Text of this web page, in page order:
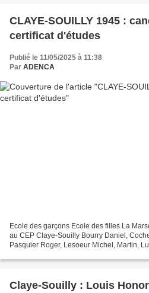
CLAYE-SOUILLY 1945 :
certificat d'études
Publié le 11/05/2025 à 11:38
Par ADENCA
Ecole des garçons Ecole des filles La
au CEP Claye-Souilly Bourry Daniel,
Pasquier Roger, Lesoeur Michel, Martin,
Claye-Souilly : Louis